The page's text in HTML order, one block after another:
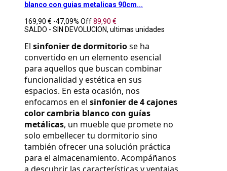
blanco con guias metalicas 90cm...
169,90 € -47,09% Off89,90 €
SALDO - SIN DEVOLUCION, ultimas unidades
El sinfonier de dormitorio se ha
convertido en un elemento esencial
para aquellos que buscan combinar
funcionalidad y estética en sus
espacios. En esta ocasión, nos
enfocamos en el sinfonier de 4 cajones
color cambria blanco con guías
metálicas, un mueble que promete no
solo embellecer tu dormitorio sino
también ofrecer una solución práctica
para el almacenamiento. Acompáñanos